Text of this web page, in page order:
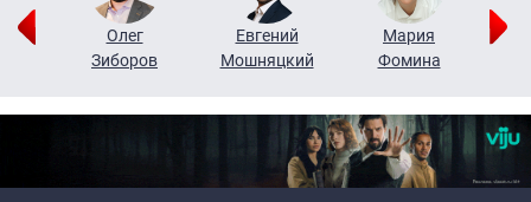
Олег
Зиборов
Евгений
Мошняцкий
Мария
Фомина